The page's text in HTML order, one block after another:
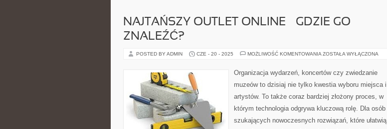
NAJTAŃSZY OUTLET ONLINE – GDZIE GO
ZNALEŹĆ?
POSTED BY ADMIN CZE - 20 - 2025 MOŻLIWOŚĆ KOMENTOWANIA NAJTAŃSZY
–
GDZIE
ZNALEŹĆ?
ZOSTAŁA WYŁĄCZONA
Organizacja wydarzeń, koncertów czy zwiedzanie
muzeów to dzisiaj nie tylko kwestia wyboru miejsca i
artystów. To także coraz bardziej złożony proces, w
którym technologia odgrywa kluczową rolę. Dla osób
szukających nowoczesnych rozwiązań, które ułatwią